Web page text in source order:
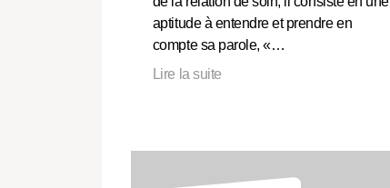
aptitude à entendre et prendre en
compte sa parole, «…
Lire la suite